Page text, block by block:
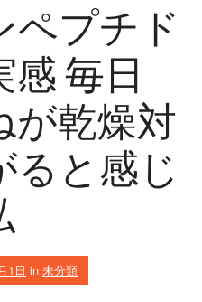
ペプチド
感 毎日
が乾燥対
ると感じ
1日 in 未分類